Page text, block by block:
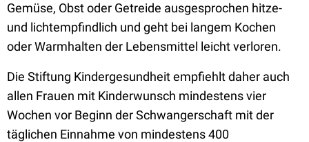
Gemüse, Obst oder Getreide ausgesprochen hitze-
und lichtempfindlich und geht bei langem Kochen
oder Warmhalten der Lebensmittel leicht verloren.
Die Stiftung Kindergesundheit empfiehlt daher auch
allen Frauen mit Kinderwunsch mindestens vier
Wochen vor Beginn der Schwangerschaft mit der
täglichen Einnahme von mindestens 400